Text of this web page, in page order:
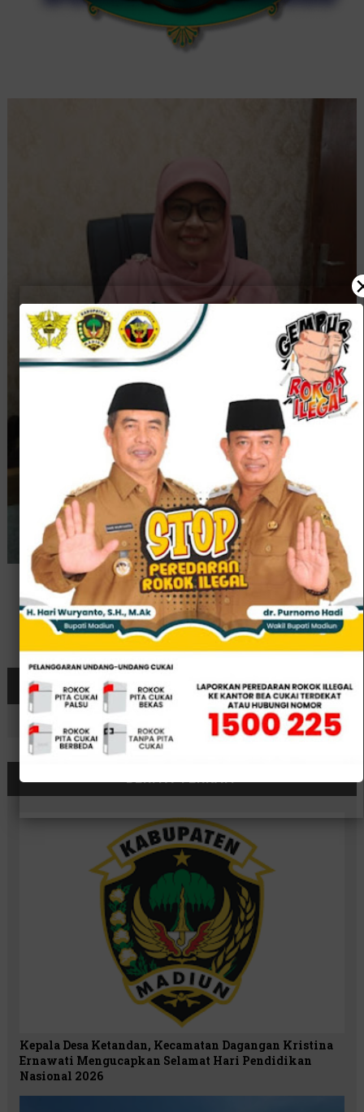
KEPALA SEKOLAH SMAN 1 PILANGKENCENG
Kristianita Sunaringtyas, S.Pd., M.Pd.
Bagikan
BERITA TERKAIT
Kepala Desa Ketandan, Kecamatan Dagangan Kristina
Ernawati Mengucapkan Selamat Hari Pendidikan
Nasional 2026